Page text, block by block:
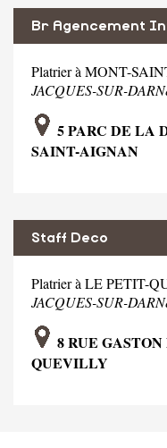
Br Agencement
Platrier à MONT-
JACQUES-SUR-
5 PARC DE LA
SAINT-AIGNAN
Staff Deco
Platrier à LE PETIT-
JACQUES-SUR-
8 RUE
QUEVILLY